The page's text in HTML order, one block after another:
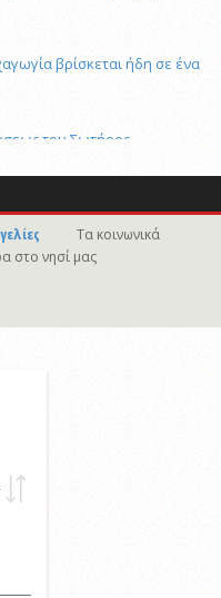
βρίσκεται ήδη σε ένα
του Σωτήρος
το κλειστό "Γιάννης
των 23.200.000 €
Explora II
Τα κοινωνικά
στο νησί μας